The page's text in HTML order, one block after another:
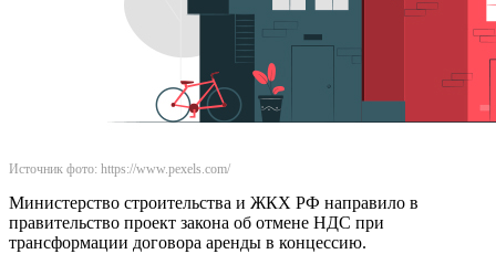
Источник фото: https://www.pexels.com/
Министерство строительства и ЖКХ РФ направило в
правительство проект закона об отмене НДС при
трансформации договора аренды в концессию.